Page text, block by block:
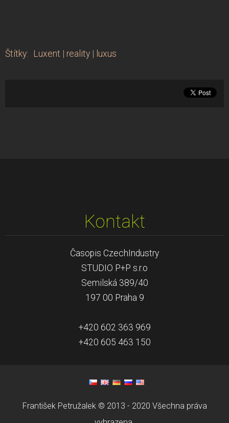
Štítky: Luxent | reality | luxus
Kontakt
Časopis CzechIndustry
STUDIO P+P s.r.o
Semilská 389/40
197 00 Praha 9
+420 602 363 969
+420 605 463 150
František Petružalek © 2013 - 2020 Všechna práva